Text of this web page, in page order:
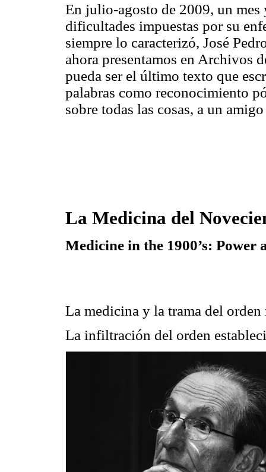
En julio-agosto de 2009, un mes
dificultades impuestas por su
siempre lo caracterizó, José
ahora presentamos en Archivos
pueda ser el último texto que
palabras como reconocimiento
sobre todas las cosas, a un
La Medicina del
Medicine in the 1900’s: Power
La medicina y la trama del
La infiltración del orden